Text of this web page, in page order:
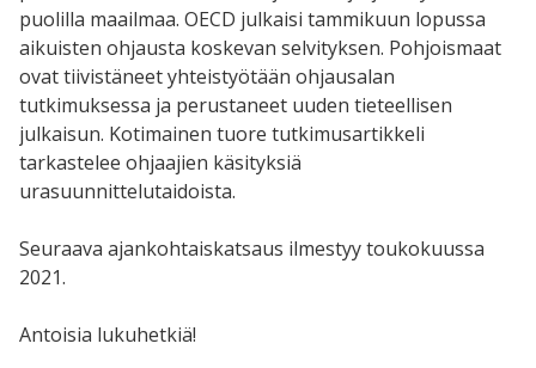
puolilla maailmaa. OECD julkaisi tammikuun lopussa
aikuisten ohjausta koskevan selvityksen. Pohjoismaat
ovat tiivistäneet yhteistyötään ohjausalan
tutkimuksessa ja perustaneet uuden tieteellisen
julkaisun. Kotimainen tuore tutkimusartikkeli
tarkastelee ohjaajien käsityksiä
urasuunnittelutaidoista.
Seuraava ajankohtaiskatsaus ilmestyy toukokuussa
2021.
Antoisia lukuhetkiä!